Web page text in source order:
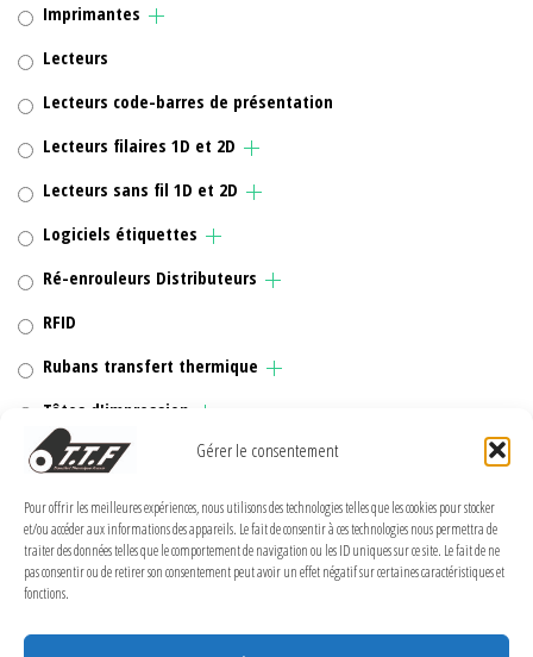
Gérer le consentement
Pour offrir les meilleures expériences, nous utilisons des technologies telles que les cookies pour stocker
et/ou accéder aux informations des appareils. Le fait de consentir à ces technologies nous permettra de
traiter des données telles que le comportement de navigation ou les ID uniques sur ce site. Le fait de ne
pas consentir ou de retirer son consentement peut avoir un effet négatif sur certaines caractéristiques et
fonctions.
Imprimantes
Lecteurs
Lecteurs code-barres de présentation
Lecteurs filaires 1D et 2D
Lecteurs sans fil 1D et 2D
Logiciels étiquettes
Ré-enrouleurs Distributeurs
RFID
Rubans transfert thermique
Têtes d'impression
MENTIONS LÉGALES
Politique de confidentialité